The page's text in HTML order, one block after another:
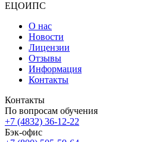
ЕЦОИПС
О нас
Новости
Лицензии
Отзывы
Информация
Контакты
Контакты
По вопросам обучения
+7 (4832) 36-12-22
Бэк-офис